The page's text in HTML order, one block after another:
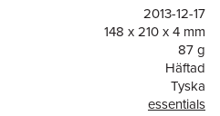
sind tabellarisch
detaillierte Anleitungen
den Text.
2013-12-17
148 x 210 x 4 mm
87 g
Häftad
Tyska
essentials